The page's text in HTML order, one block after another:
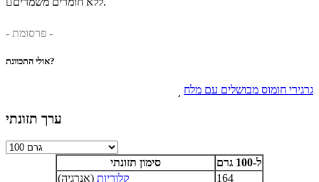
- פרסומת -
אולי התכוונת?
גרגירי חומוס מבושלים עם מלח
ערך תזונתי
סימון תזונתי
ל-100 גרם
קלוריות (אנרגיה)
164